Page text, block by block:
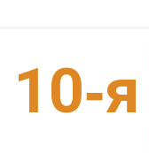
10‑я